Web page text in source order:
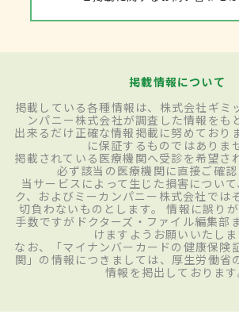
掲載情報について
掲載している各種情報は、株式会社ギミ
ンパニー株式会社が調査した情報をも
出来るだけ正確な情報掲載に努めており
に保証するものではありま
掲載されている医療機関へ受診を希望さ
必ず該当の医療機関に直接ご確認
当サービスによって生じた損害につい
ク、およびミーカンパニー株式会社では
切負わないものとします。 情報に誤り
手数ですがドクターズ・ファイル編集部
けますようお願いいたしま
なお、「マイナンバーカードの健康保険
関」の情報につきましては、厚生労働省
情報を掲出しております